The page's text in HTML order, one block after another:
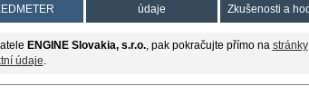
údaje
Zkušenosti a
ENGINE Slovakia, s.r.o., pak pokračujte přímo na stránky
údaje